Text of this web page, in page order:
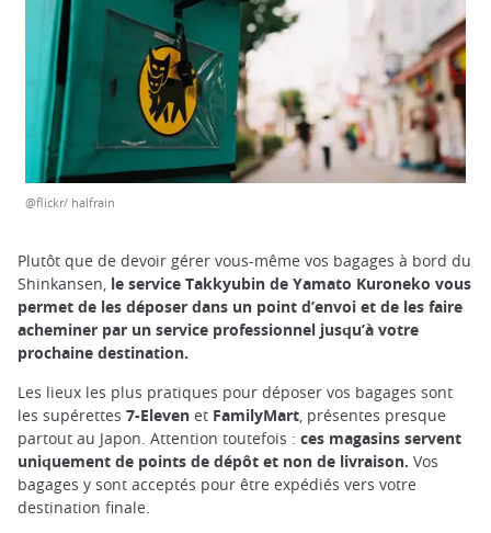
@flickr/ halfrain
Plutôt que de devoir gérer vous-même vos bagages à bord du
Shinkansen, le service Takkyubin de Yamato Kuroneko vous
permet de les déposer dans un point d’envoi et de les faire
acheminer par un service professionnel jusqu’à votre
prochaine destination.
Les lieux les plus pratiques pour déposer vos bagages sont
les supérettes 7-Eleven et FamilyMart , présentes presque
partout au Japon. Attention toutefois : ces magasins servent
uniquement de points de dépôt et non de livraison. Vos
bagages y sont acceptés pour être expédiés vers votre
destination finale.